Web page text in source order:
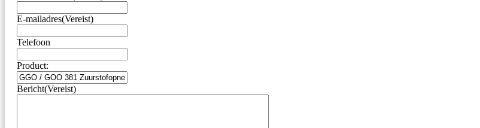
E-mailadres(Vereist)
Telefoon
Product:
Bericht(Vereist)